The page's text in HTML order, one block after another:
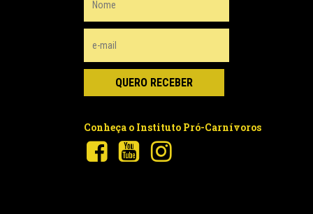
Conheça o Instituto Pró-Carnívoros